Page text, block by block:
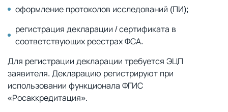
оформление протоколов исследований (ПИ);
регистрация декларации / сертификата в
соответствующих реестрах ФСА.
Для регистрации декларации требуется ЭЦП
заявителя. Декларацию регистрируют при
использовании функционала ФГИС
«Росаккредитация».